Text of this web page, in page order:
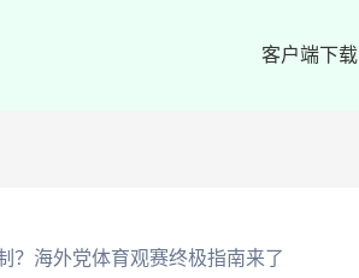
客户端下载
？海外党体育观赛终极指南来了